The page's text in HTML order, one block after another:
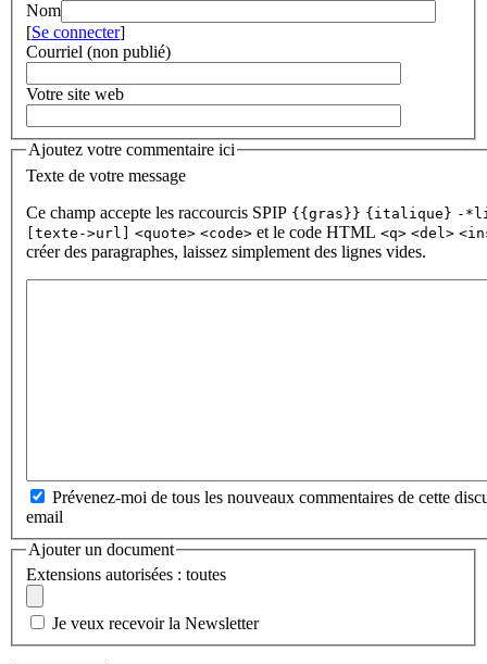
Nom
[Se connecter]
Courriel (non publié)
Votre site web
Ajoutez votre commentaire ici
Texte de votre message
Ce champ accepte les raccourcis SPIP {{gras}} {italique} -
[texte->url] <quote> <code> et le code HTML <q> <del>
créer des paragraphes, laissez simplement des lignes vides.
Prévenez-moi de tous les nouveaux commentaires de cette
email
Ajouter un document
Extensions autorisées : toutes
Je veux recevoir la Newsletter